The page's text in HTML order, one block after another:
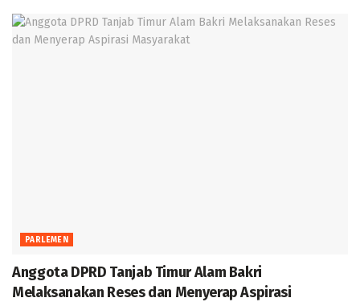
PARLEMEN
Anggota DPRD Tanjab Timur Alam Bakri
Melaksanakan Reses dan Menyerap Aspirasi